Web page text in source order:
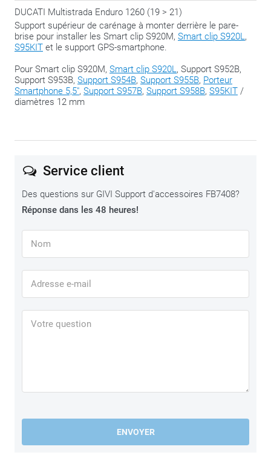
DUCATI Multistrada Enduro 1260 (19 > 21)
Support supérieur de carénage à monter derrière le pare-
brise pour installer les Smart clip S920M, Smart clip S920L,
S95KIT et le support GPS-smartphone.
Pour Smart clip S920M, Smart clip S920L, Support S952B,
Support S953B, Support S954B, Support S955B, Porteur
Smartphone 5,5", Support S957B, Support S958B, S95KIT /
diamètres 12 mm
Service client
Des questions sur GIVI Support d'accessoires FB7408?
Réponse dans les 48 heures!
ENVOYER